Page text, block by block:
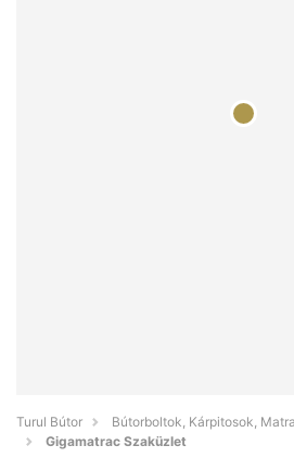
Turul Bútor
Bútorboltok, Kárpitosok,
Gigamatrac Szaküzlet